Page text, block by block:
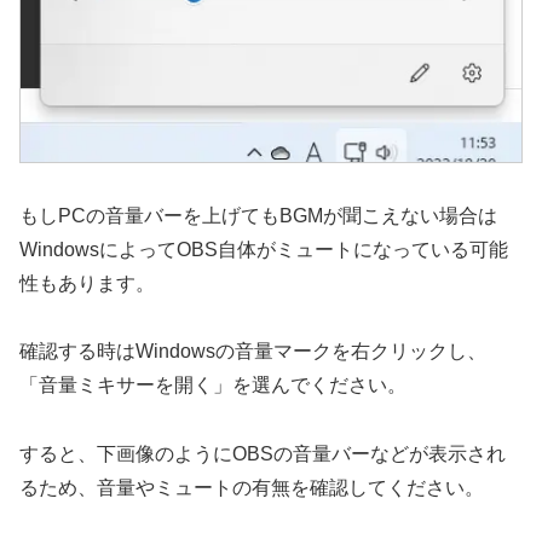
もしPCの音量バーを上げてもBGMが聞こえない場合は
WindowsによってOBS自体がミュートになっている可能
性もあります。
確認する時はWindowsの音量マークを右クリックし、
「音量ミキサーを開く」を選んでください。
すると、下画像のようにOBSの音量バーなどが表示され
るため、音量やミュートの有無を確認してください。